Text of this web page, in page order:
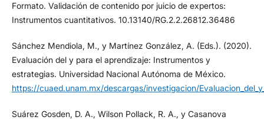
Formato. Validación de contenido por juicio de expertos:
Instrumentos cuantitativos. 10.13140/RG.2.2.26812.36486
Sánchez Mendiola, M., y Martínez González, A. (Eds.). (2020).
Evaluación del y para el aprendizaje: Instrumentos y
estrategias. Universidad Nacional Autónoma de México.
https://cuaed.unam.mx/descargas/investigacion/
Suárez Gosden, D. A., Wilson Pollack, R. A., y Casanova